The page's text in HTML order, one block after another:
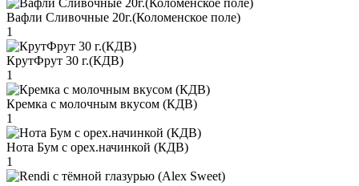
Вафли Сливочные 20г.(Коломенское поле)
1
КрутФрут 30 г.(КДВ)
1
Кремка с молочным вкусом (КДВ)
1
Нота Бум с орех.начинкой (КДВ)
1